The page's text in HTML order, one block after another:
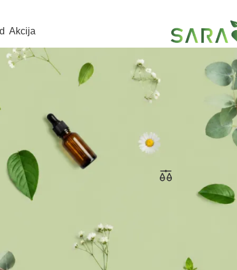
Akcija
Endokrinol gel
23,20